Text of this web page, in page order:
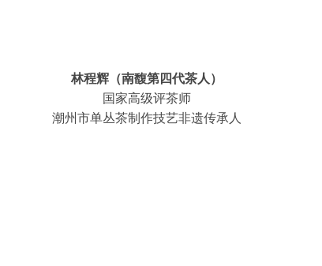
林程辉（南馥第四代茶人）
国家高级评茶师
潮州市单丛茶制作技艺非遗传承人